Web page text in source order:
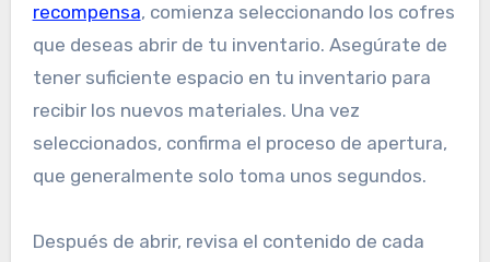
recompensa, comienza seleccionando los cofres
que deseas abrir de tu inventario. Asegúrate de
tener suficiente espacio en tu inventario para
recibir los nuevos materiales. Una vez
seleccionados, confirma el proceso de apertura,
que generalmente solo toma unos segundos.
Después de abrir, revisa el contenido de cada